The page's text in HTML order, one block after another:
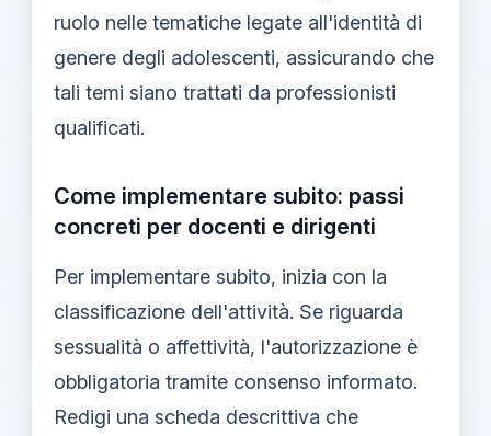
ruolo nelle tematiche legate all'identità di
genere degli adolescenti, assicurando che
tali temi siano trattati da professionisti
qualificati.
Come implementare subito: passi
concreti per docenti e dirigenti
Per implementare subito, inizia con la
classificazione dell'attività. Se riguarda
sessualità o affettività, l'autorizzazione è
obbligatoria tramite consenso informato.
Redigi una scheda descrittiva che